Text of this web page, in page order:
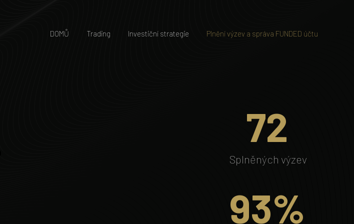
DOMŮ Trading Investiční strategie Plnění výzev a správa FUNDED účtu
72
Splněných výzev
93%